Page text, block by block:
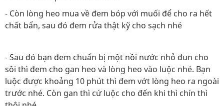
- Còn lòng heo mua về đem bóp với muối để cho ra hết
chất bẩn, sau đó đem rửa thật kỹ cho sạch nhé
- Sau đó bạn đem chuẩn bị một nồi nước nhỏ đun cho
sôi thì đem cho gan heo và lòng heo vào luộc nhé. Bạn
luộc được khoảng 10 phút thì đem vớt lòng heo ra ngoài
trước nhé. Còn gan thì cứ luộc cho đến khi thì chín thì